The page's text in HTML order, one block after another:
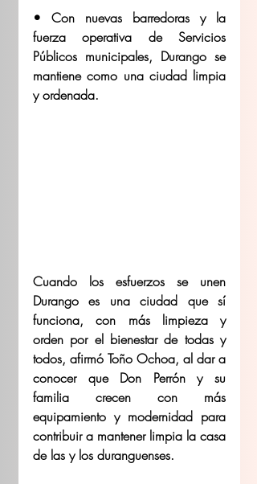
• ⁠Con nuevas barredoras y la
fuerza operativa de Servicios
Públicos municipales, Durango se
mantiene como una ciudad limpia
y ordenada.
Cuando los esfuerzos se unen
Durango es una ciudad que sí
funciona, con más limpieza y
orden por el bienestar de todas y
todos, afirmó Toño Ochoa, al dar a
conocer que Don Perrón y su
familia crecen con más
equipamiento y modernidad para
contribuir a mantener limpia la casa
de las y los duranguenses.